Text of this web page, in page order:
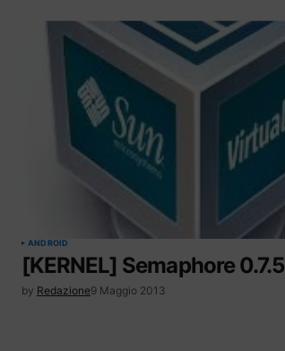
ANDROID
[KERNEL] Semaphore 0.7.5
by Redazione9 Maggio 2013